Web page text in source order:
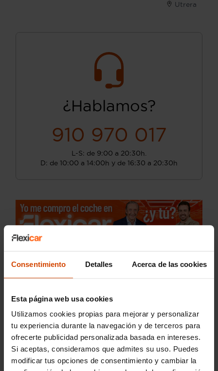
Consentimiento Detalles Acerca de las cookies
Esta página web usa cookies
Utilizamos cookies propias para mejorar y personalizar
tu experiencia durante la navegación y de terceros para
ofrecerte publicidad personalizada basada en intereses.
Si aceptas, consideramos que admites su uso. Puedes
modificar tus opciones de consentimiento y cambiar la
Utrera
¿Hablamos?
910 970 017
L-S: de 9:00 a 20:30h.
D: de 10:00 a 14:00h y de 16:30 a 20:30h